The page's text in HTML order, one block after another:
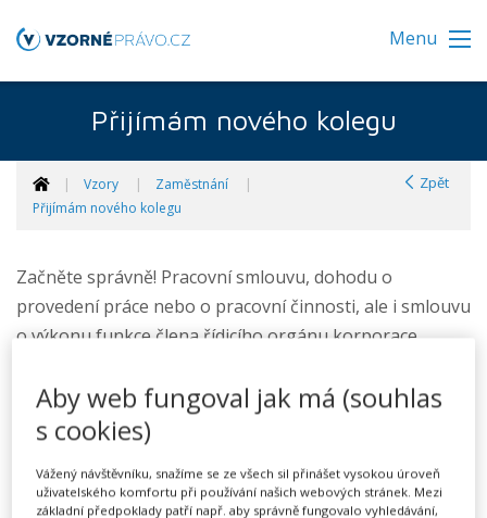
Menu
Přijímám nového kolegu
Vzory
Zaměstnání
Přijímám nového kolegu
Zpět
Začněte správně! Pracovní smlouvu, dohodu o
provedení práce nebo o pracovní činnosti, ale i smlouvu
o výkonu funkce člena řídicího orgánu korporace
všechny v praxi nejčastěji se vyskytující smluvní aspekty
možné spolupráce. Nedovolíme, abyste na něco
Aby web fungoval jak má (souhlas
s cookies)
Vážený návštěvníku, snažíme se ze všech sil přinášet vysokou úroveň
uživatelského komfortu při používání našich webových stránek. Mezi
základní předpoklady patří např. aby správně fungovalo vyhledávání,